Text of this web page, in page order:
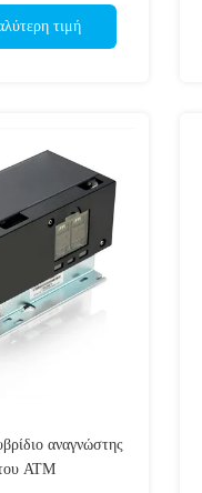
τιμή
αναγνώστης
ATM